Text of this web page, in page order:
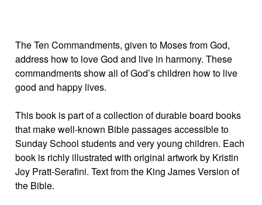
The Ten Commandments, given to Moses from God,
address how to love God and live in harmony. These
commandments show all of God’s children how to live
good and happy lives.
This book is part of a collection of durable board books
that make well-known Bible passages accessible to
Sunday School students and very young children. Each
book is richly illustrated with original artwork by Kristin
Joy Pratt-Serafini. Text from the King James Version of
the Bible.